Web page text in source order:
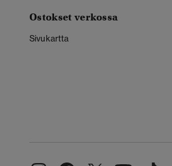
Ostokset verkossa
Sivukartta